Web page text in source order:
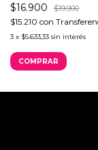
$16.900
$19.900
$15.210 con
3 x $5.633,33 sin interés
COMPRAR